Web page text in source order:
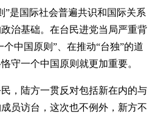
”是国际社会普遍共识和国际关系
治基础。在台民进党当局严重背
中国原则”、在推动“台独”的道
守一个中国原则就更加重要。
，陆方一贯反对包括新在内的与
员访台，这次也不例外，新方不